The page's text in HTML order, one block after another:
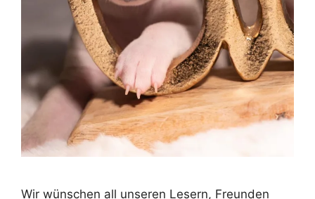
Wir wünschen all unseren Lesern, Freunden